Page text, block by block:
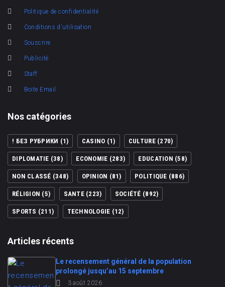
Politique de confidentialité
Conditions d'utilisation
Souscrire
Publicité
Staff
Boite Email
Nos catégories
! БЕЗ РУБРИКИ (1) CASINO (1) CULTURE(270)
DIPLOMATIE (38) ECONOMIE (283) EDUCATION (58)
NON CLASSÉ (348) OPINION (81) POLITIQUE (886)
RÉLIGION (5) SANTE(223) SOCIÉTÉ (892)
SPORTS (211) TECHNOLOGIE (12)
Articles récents
Le recensement général de la population
prolongé jusqu’au 15 septembre
3 août 2026